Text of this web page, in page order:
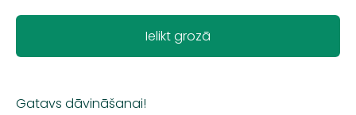
Ielikt grozā
Gatavs dāvināšanai!